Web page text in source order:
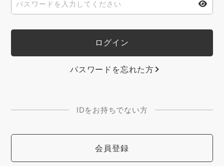
パスワードを忘れた方
IDをお持ちでない方
会員登録